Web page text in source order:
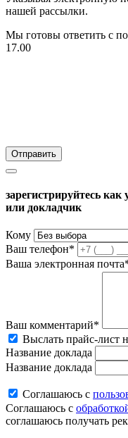
нашей рассылки.
Мы готовы ответить с
17.00
зарегистрируйтесь как
или докладчик
Кому
Ваш телефон*
Ваша электронная
Ваш комментарий*
Выслать прайс-лист
Название доклада
Название доклада
Соглашаюсь c
Соглашаюсь c
соглашаюсь получать